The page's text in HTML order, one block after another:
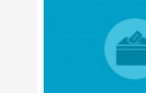
PHP开发的同城信息
前端/付费信息发布/信